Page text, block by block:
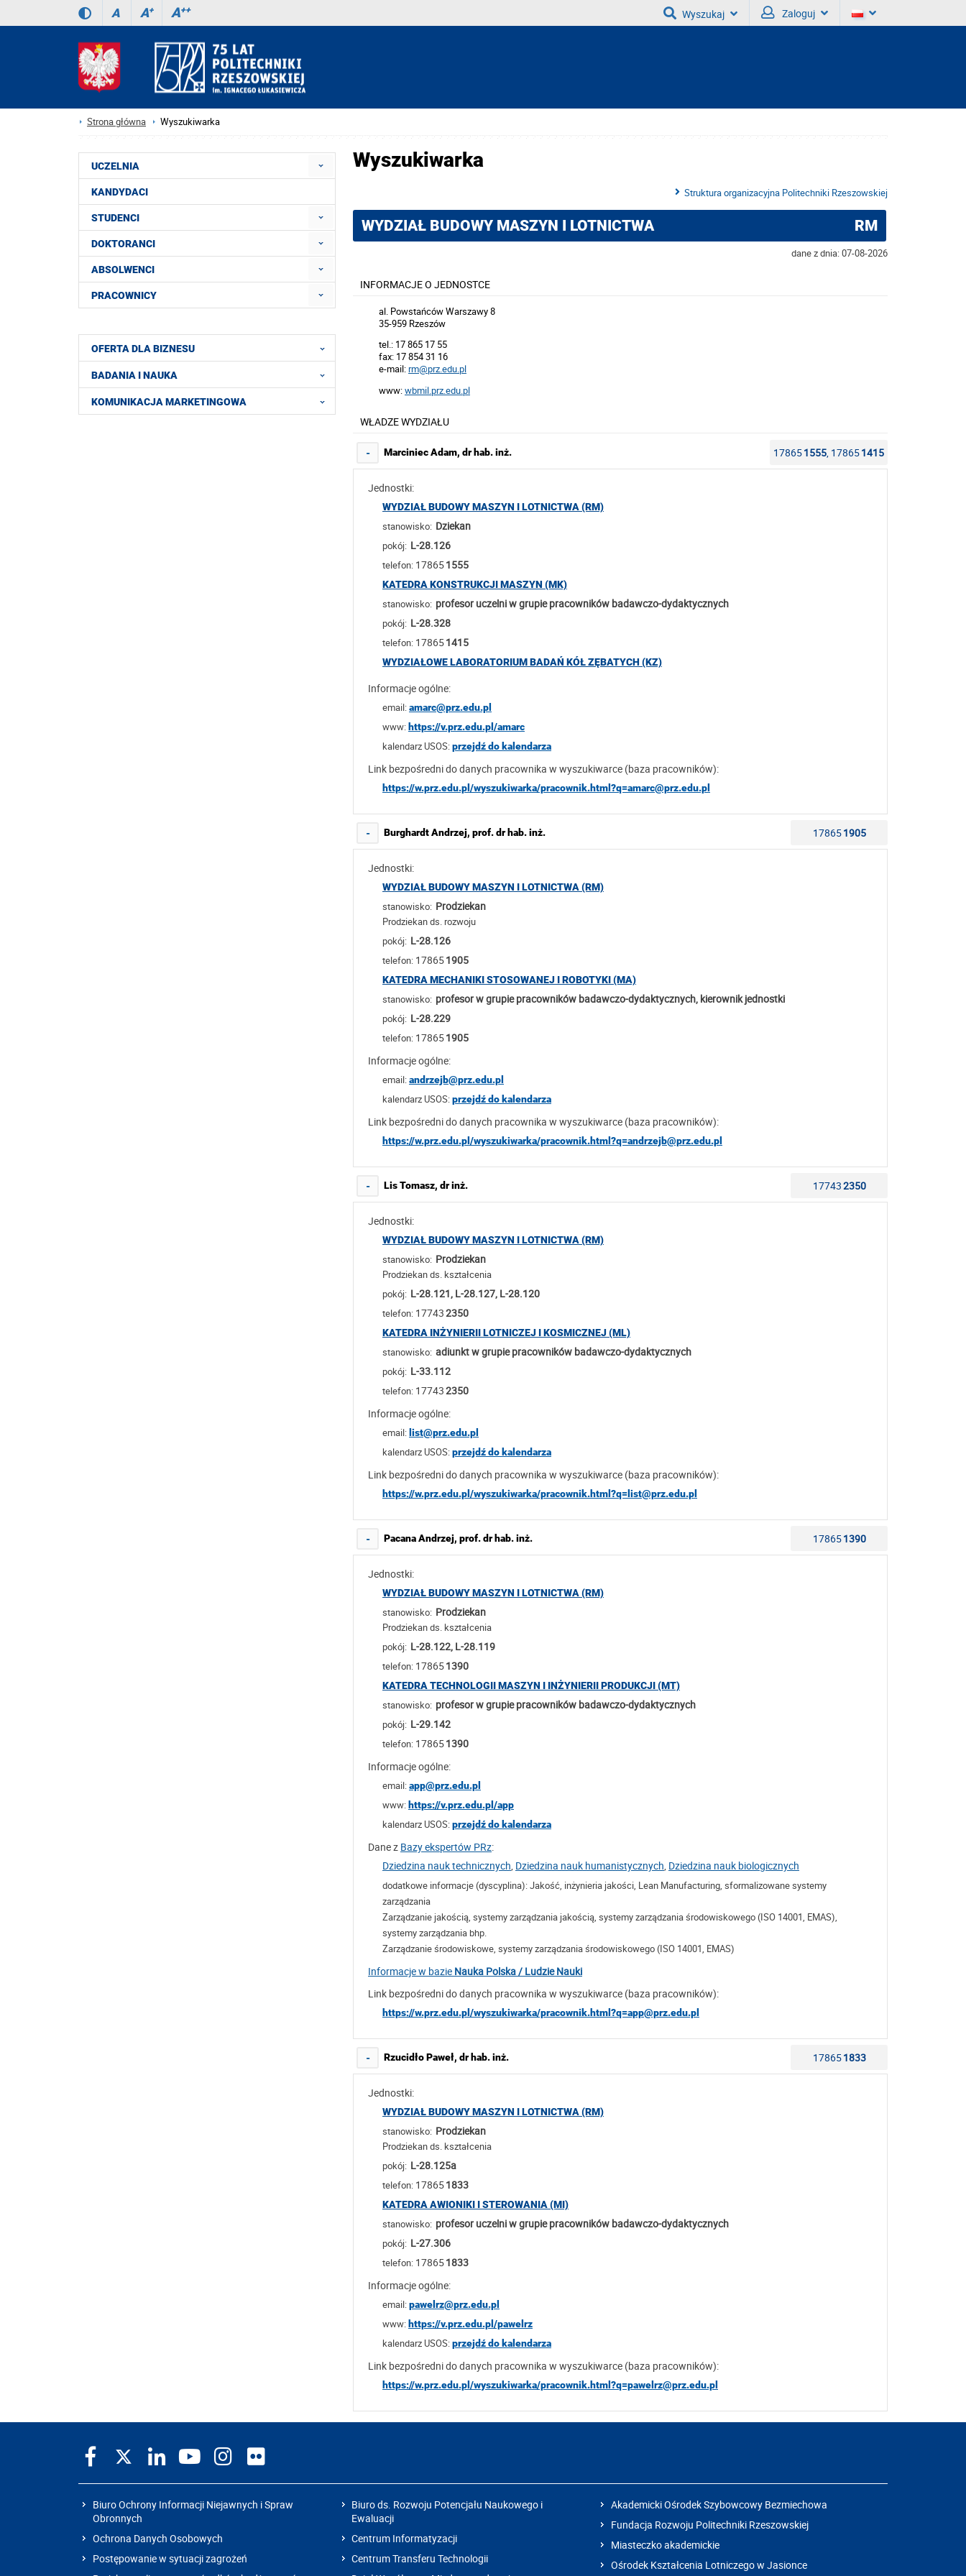
A A+ A++ Wyszukaj Zaloguj
Strona główna Wyszukiwarka
Wyszukiwarka
Struktura organizacyjna Politechniki Rzeszowskiej
WYDZIAŁ BUDOWY MASZYN I LOTNICTWA RM
dane z dnia: 07-08-2026
INFORMACJE O JEDNOSTCE
al. Powstańców Warszawy 8
35-959 Rzeszów
tel.: 17 865 17 55
fax: 17 854 31 16
e-mail:rm@prz.edu.pl
www:wbmil.prz.edu.pl
WŁADZE WYDZIAŁU
- Marciniec Adam, dr hab. inż. 178651555 , 178651415
Jednostki:
WYDZIAŁ BUDOWY MASZYN I LOTNICTWA (RM)
stanowisko: Dziekan
pokój: L-28.126
telefon: 178651555
KATEDRA KONSTRUKCJI MASZYN (MK)
stanowisko: profesor uczelni w grupie pracowników badawczo-dydaktycznych
pokój: L-28.328
telefon: 178651415
WYDZIAŁOWE LABORATORIUM BADAŃ KÓŁ ZĘBATYCH (KZ)
Informacje ogólne:
email:amarc@prz.edu.pl
www: https://v.prz.edu.pl/amarc
kalendarz USOS:przejdź do kalendarza
Link bezpośredni do danych pracownika w wyszukiwarce (baza pracowników):
https://w.prz.edu.pl/wyszukiwarka/pracownik.html?q=amarc@prz.edu.pl
- Burghardt Andrzej, prof. dr hab. inż. 178651905
Jednostki:
WYDZIAŁ BUDOWY MASZYN I LOTNICTWA (RM)
stanowisko: Prodziekan
Prodziekan ds. rozwoju
pokój: L-28.126
telefon: 178651905
KATEDRA MECHANIKI STOSOWANEJ I ROBOTYKI (MA)
stanowisko: profesor w grupie pracowników badawczo-dydaktycznych, kierownik jednostki
pokój: L-28.229
telefon: 178651905
Informacje ogólne:
email:andrzejb@prz.edu.pl
kalendarz USOS:przejdź do kalendarza
Link bezpośredni do danych pracownika w wyszukiwarce (baza pracowników):
https://w.prz.edu.pl/wyszukiwarka/pracownik.html?q=andrzejb@prz.edu.pl
- Lis Tomasz, dr inż. 177432350
Jednostki:
WYDZIAŁ BUDOWY MASZYN I LOTNICTWA (RM)
stanowisko: Prodziekan
Prodziekan ds. kształcenia
pokój: L-28.121, L-28.127, L-28.120
telefon: 177432350
KATEDRA INŻYNIERII LOTNICZEJ I KOSMICZNEJ (ML)
stanowisko: adiunkt w grupie pracowników badawczo-dydaktycznych
pokój: L-33.112
telefon: 177432350
Informacje ogólne:
email: list@prz.edu.pl
kalendarz USOS:przejdź do kalendarza
Link bezpośredni do danych pracownika w wyszukiwarce (baza pracowników):
https://w.prz.edu.pl/wyszukiwarka/pracownik.html?q=list@prz.edu.pl
- Pacana Andrzej, prof. dr hab. inż. 178651390
Jednostki:
WYDZIAŁ BUDOWY MASZYN I LOTNICTWA (RM)
stanowisko: Prodziekan
Prodziekan ds. kształcenia
pokój: L-28.122, L-28.119
telefon: 178651390
KATEDRA TECHNOLOGII MASZYN I INŻYNIERII PRODUKCJI (MT)
stanowisko: profesor w grupie pracowników badawczo-dydaktycznych
pokój: L-29.142
telefon: 178651390
Informacje ogólne:
email:app@prz.edu.pl
www: https://v.prz.edu.pl/app
kalendarz USOS:przejdź do kalendarza
Dane z Bazy ekspertów PRz:
Dziedzina nauk technicznych Dziedzina nauk humanistycznych Dziedzina nauk biologicznych
dodatkowe informacje (dyscyplina):Jakość, inżynieria jakości, Lean Manufacturing, sformalizowane systemy
zarządzania
Zarządzanie jakością, systemy zarządzania jakością, systemy zarządzania środowiskowego (ISO 14001, EMAS),
systemy zarządzania bhp.
Zarządzanie środowiskowe, systemy zarządzania środowiskowego (ISO 14001, EMAS)
Informacje w bazie Nauka Polska / Ludzie Nauki
Link bezpośredni do danych pracownika w wyszukiwarce (baza pracowników):
https://w.prz.edu.pl/wyszukiwarka/pracownik.html?q=app@prz.edu.pl
- Rzucidło Paweł, dr hab. inż. 178651833
Jednostki:
WYDZIAŁ BUDOWY MASZYN I LOTNICTWA (RM)
stanowisko: Prodziekan
Prodziekan ds. kształcenia
pokój: L-28.125a
telefon: 178651833
KATEDRA AWIONIKI I STEROWANIA (MI)
stanowisko: profesor uczelni w grupie pracowników badawczo-dydaktycznych
pokój: L-27.306
telefon: 178651833
Informacje ogólne:
email:pawelrz@prz.edu.pl
www: https://v.prz.edu.pl/pawelrz
kalendarz USOS:przejdź do kalendarza
Link bezpośredni do danych pracownika w wyszukiwarce (baza pracowników):
https://w.prz.edu.pl/wyszukiwarka/pracownik.html?q=pawelrz@prz.edu.pl
UCZELNIA
KANDYDACI
STUDENCI
DOKTORANCI
ABSOLWENCI
PRACOWNICY
OFERTA DLA BIZNESU
BADANIA I NAUKA
KOMUNIKACJA MARKETINGOWA
Biuro Ochrony Informacji Niejawnych i Spraw
Obronnych
Ochrona Danych Osobowych
Postępowanie w sytuacji zagrożeń
Biuro ds. Rozwoju Potencjału Naukowego i
Ewaluacji
Centrum Informatyzacji
Centrum Transferu Technologii
Akademicki Ośrodek Szybowcowy Bezmiechowa
Fundacja Rozwoju Politechniki Rzeszowskiej
Miasteczko akademickie
Ośrodek Kształcenia Lotniczego w Jasionce